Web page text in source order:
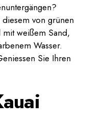
von grünen
weißem Sand,
Wasser.
Sie Ihren